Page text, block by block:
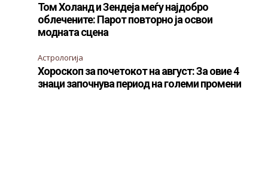
Том Холанд и Зендеја меѓу најдобро
облечените: Парот повторно ја освои
модната сцена
Астрологија
Хороскоп за почетокот на август: За овие 4
знаци започнува период на големи промени